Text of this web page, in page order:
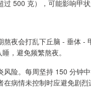
500 克），可能影响甲
夜会打乱下丘脑 - 垂体
，避免频繁熬夜。
险。每周坚持 150 分钟
病情未控制时应避免剧烈